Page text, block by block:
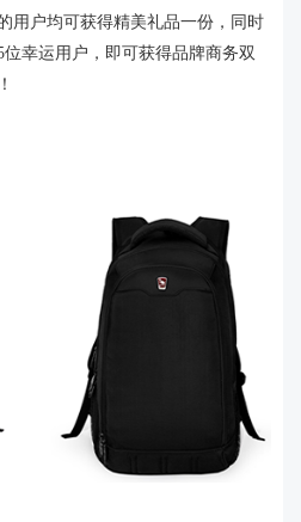
用户均可获得精美礼品一份，同时
幸运用户，即可获得品牌商务双